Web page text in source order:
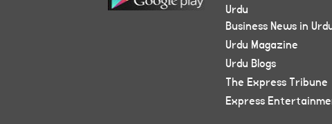
Urdu
Business News in
Urdu Magazine
Urdu Blogs
The Express Tribune
Express